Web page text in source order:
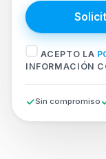
ACEPTO LA
INFORMACIÓN
Sin compromiso